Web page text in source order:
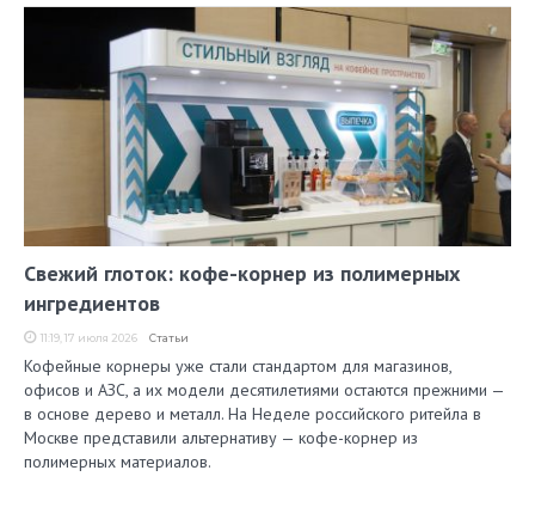
Свежий глоток: кофе-корнер из полимерных
ингредиентов
11:19, 17 июля 2026 Статьи
Кофейные корнеры уже стали стандартом для магазинов,
офисов и АЗС, а их модели десятилетиями остаются прежними —
в основе дерево и металл. На Неделе российского ритейла в
Москве представили альтернативу — кофе-корнер из
полимерных материалов.